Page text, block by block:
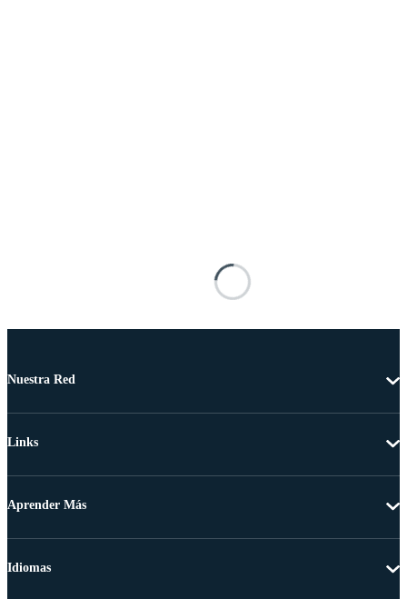
Nuestra Red
Links
Aprender Más
Idiomas